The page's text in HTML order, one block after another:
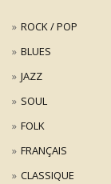
ROCK / POP
BLUES
JAZZ
SOUL
FOLK
FRANÇAIS
CLASSIQUE